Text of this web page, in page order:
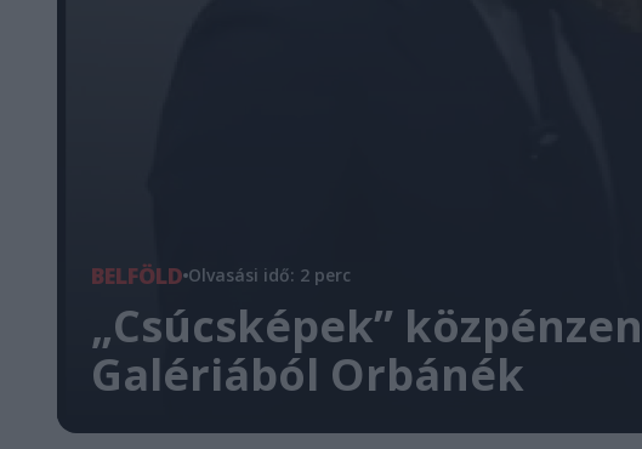
BELFÖLD Olvasási idő: 2 perc
„Csúcsképek”
Galériából Orbánék